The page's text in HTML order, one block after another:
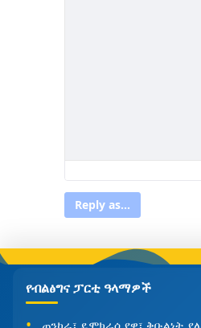
Reply as...
የብልፅግና ፓርቲ ዓላማዎች